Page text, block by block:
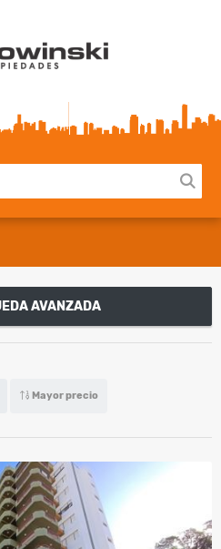
AVANZADA
Mayor precio